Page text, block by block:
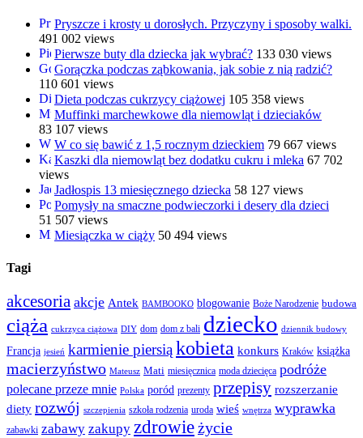
Pryszcze i krosty u dorosłych. Przyczyny i sposoby walki.
491 002 views
Pierwsze buty dla dziecka jak wybrać? 133 030 views
Gorączka podczas ząbkowania, jak sobie z nią radzić?
110 601 views
Dieta podczas cukrzycy ciążowej 105 358 views
Muffinki marchewkowe dla niemowląt i dzieciaków
83 107 views
W co się bawić z 1,5 rocznym dzieckiem 79 667 views
Kaszki dla niemowląt bez dodatku cukru i mleka 67 702
views
Jadłospis 13 miesięcznego dziecka 58 127 views
Pomysły na smaczne podwieczorki i desery dla dzieci
51 507 views
Miesiączka w ciąży 50 494 views
Tagi
akcesoria akcje Antek BAMBOOKO blogowanie Boże Narodzenie budowa
ciąża cukrzyca ciążowa DIY dom dom z bali dziecko dziennik budowy
Francja jesień karmienie piersiąkobieta konkurs Kraków książka
macierzyństwo Mateusz Mati miesięcznica moda dziecięca podróże
polecane przeze mnie Polska poród prezenty przepisy rozszerzanie
diety rozwój szczepienia szkoła rodzenia uroda wieś wnętrza wyprawka
zabawki zabawy zakupy zdrowieżycie